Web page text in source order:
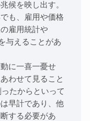
候を映し出す。
も、雇用や価格
雇用統計や
与えることがあ
に一喜一憂せ
わせて見ること
たからといって
早計であり、他
する必要があ